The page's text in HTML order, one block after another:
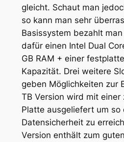
gleicht. Schaut man
so kann man sehr
Basissystem bezahlt
dafür einen Intel Dual
GB RAM + einer
Kapazität. Drei weitere
geben Möglichkeiten zur
TB Version wird mit einer
Platte ausgeliefert um so
Datensicherheit zu
Version enthält zum